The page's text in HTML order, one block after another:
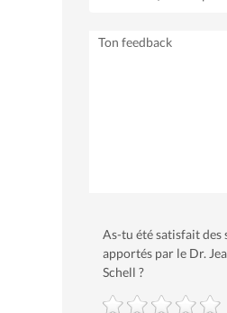
As-tu été satisfait des
apportés par le Dr.
Schell ?